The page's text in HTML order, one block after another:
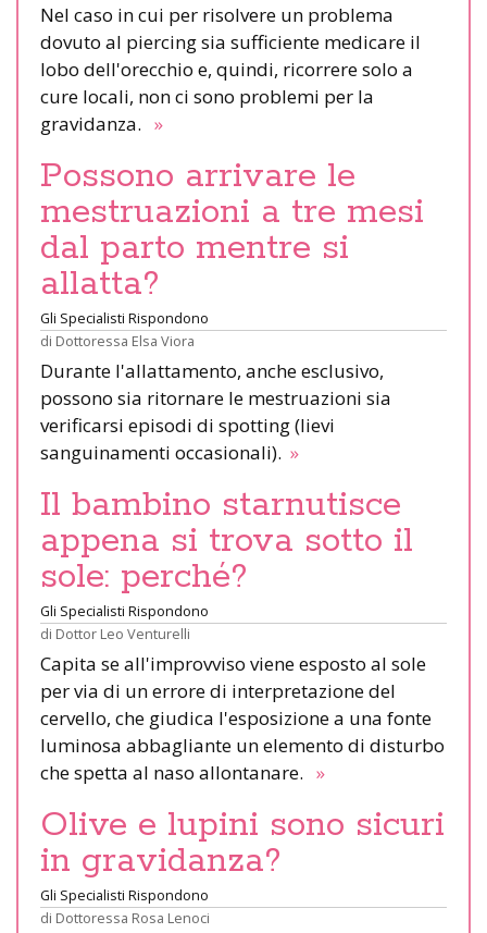
Nel caso in cui per risolvere un problema
dovuto al piercing sia sufficiente medicare il
lobo dell'orecchio e, quindi, ricorrere solo a
cure locali, non ci sono problemi per la
gravidanza. »
Possono arrivare le
mestruazioni a tre mesi
dal parto mentre si
allatta?
Gli Specialisti Rispondono
di Dottoressa Elsa Viora
Durante l'allattamento, anche esclusivo,
possono sia ritornare le mestruazioni sia
verificarsi episodi di spotting (lievi
sanguinamenti occasionali). »
Il bambino starnutisce
appena si trova sotto il
sole: perché?
Gli Specialisti Rispondono
di Dottor Leo Venturelli
Capita se all'improvviso viene esposto al sole
per via di un errore di interpretazione del
cervello, che giudica l'esposizione a una fonte
luminosa abbagliante un elemento di disturbo
che spetta al naso allontanare. »
Olive e lupini sono sicuri
in gravidanza?
Gli Specialisti Rispondono
di Dottoressa Rosa Lenoci